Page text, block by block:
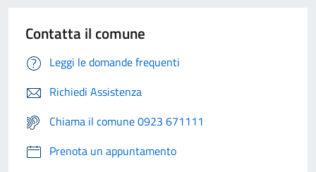
Contatta il comune
Leggi le domande frequenti
Richiedi Assistenza
Chiama il comune 0923 671111
Prenota un appuntamento